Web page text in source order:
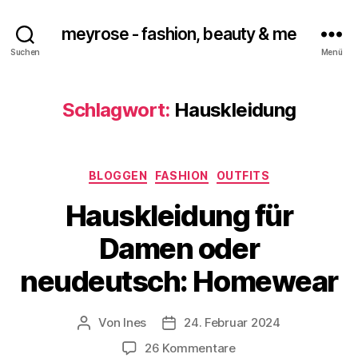
Suchen
meyrose - fashion, beauty & me
Menü
Schlagwort: Hauskleidung
Kategorien
BLOGGEN FASHION OUTFITS
Hauskleidung für
Damen oder
neudeutsch: Homewear
Beitragsautor
Von Ines Veröffentlichungsdatum
24. Februar 2024
26 Kommentarezu